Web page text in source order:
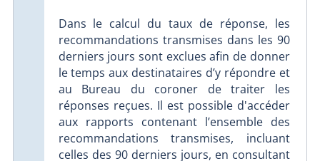
Dans le calcul du taux de réponse, les
recommandations transmises dans les 90
derniers jours sont exclues afin de donner
le temps aux destinataires d’y répondre et
au Bureau du coroner de traiter les
réponses reçues. Il est possible d'accéder
aux rapports contenant l’ensemble des
recommandations transmises, incluant
celles des 90 derniers jours, en consultant